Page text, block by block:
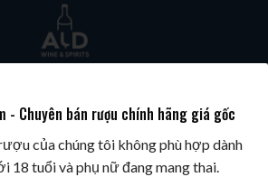
WINE/BIA/SAKE/SOJU / RƯỢU VANG PHÁP
- Chuyên bán rượu chính hãng giá gốc
của chúng tôi không phù hợp dành
18 tuổi và phụ nữ đang mang thai.